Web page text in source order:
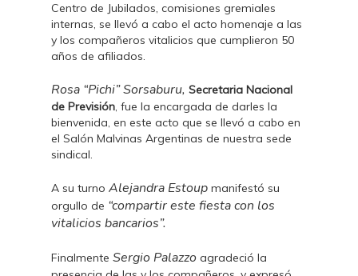
Centro de Jubilados, comisiones gremiales
internas, se llevó a cabo el acto homenaje a las
y los compañeros vitalicios que cumplieron 50
años de afiliados.
Rosa “Pichi” Sorsaburu, Secretaria Nacional
de Previsión, fue la encargada de darles la
bienvenida, en este acto que se llevó a cabo en
el Salón Malvinas Argentinas de nuestra sede
sindical.
A su turnoAlejandra Estoup manifestó su
orgullo de “compartir este fiesta con los
vitalicios bancarios”.
FinalmenteSergio Palazzo agradeció la